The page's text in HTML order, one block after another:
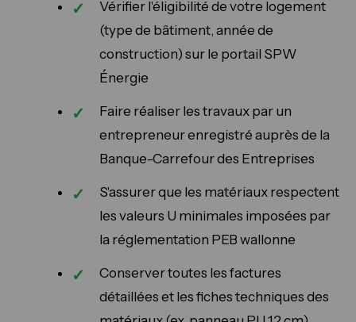
Vérifier l'éligibilité de votre logement
(type de bâtiment, année de
construction) sur le portail SPW
Énergie
Faire réaliser les travaux par un
entrepreneur enregistré auprès de la
Banque-Carrefour des Entreprises
S'assurer que les matériaux respectent
les valeurs U minimales imposées par
la réglementation PEB wallonne
Conserver toutes les factures
détaillées et les fiches techniques des